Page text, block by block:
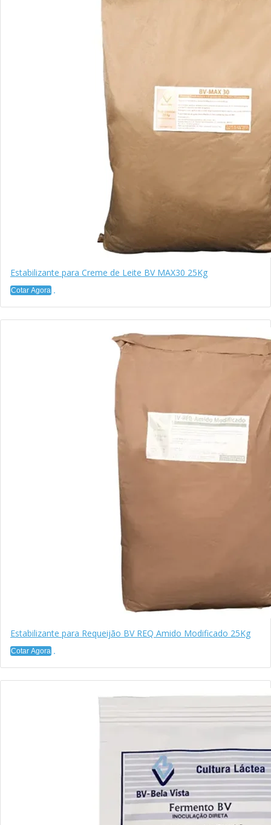
Estabilizante para Creme de Leite BV MAX30 25Kg
Cotar Agora
Estabilizante para Requeijão BV REQ Amido Modificado 25Kg
Cotar Agora